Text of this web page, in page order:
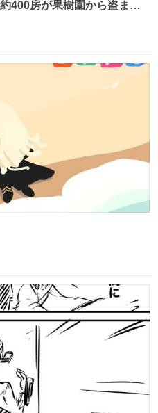
400房が果樹園から盗まれ
article/detail… 被害
などはなく、シャインマス
されておらず、警察はパト